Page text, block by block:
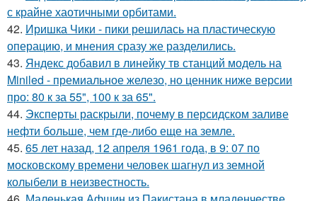
с крайне хаотичными орбитами.
42. Иришка Чики - пики решилась на пластическую
операцию, и мнения сразу же разделились.
43. Яндекс добавил в линейку тв станций модель на
Miniled - премиальное железо, но ценник ниже версии
про: 80 к за 55", 100 к за 65".
44. Эксперты раскрыли, почему в персидском заливе
нефти больше, чем где-либо еще на земле.
45. 65 лет назад, 12 апреля 1961 года, в 9: 07 по
московскому времени человек шагнул из земной
колыбели в неизвестность.